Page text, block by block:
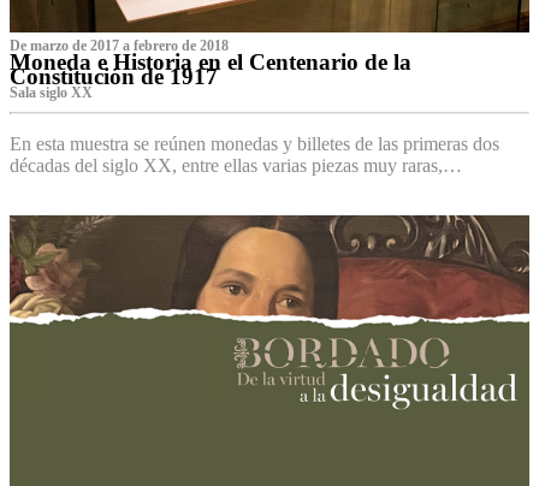
De marzo de 2017 a febrero de 2018
Moneda e Historia en el Centenario de la
Constitución de 1917
Sala siglo XX
En esta muestra se reúnen monedas y billetes de las primeras dos
décadas del siglo XX, entre ellas varias piezas muy raras,…